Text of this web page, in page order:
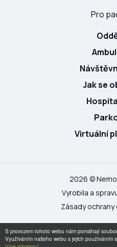
S provozem tohoto webu nám pomáhají
Využíváním našeho webu s jejich používáním
Pro
Jak se
Virtuální
2026 ©
Vyrobila a
Zásady